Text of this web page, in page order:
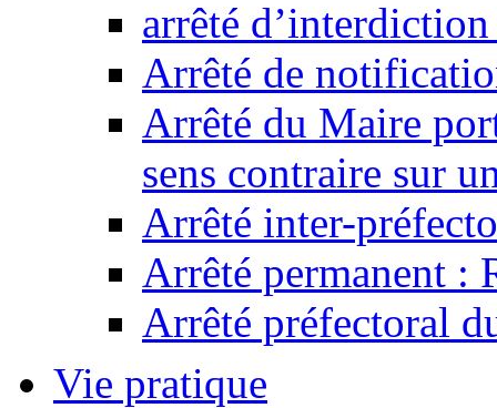
arrêté
Arrêté de
Arrêté du Maire
sens contraire sur
Arrêté inter-
Arrêté permanent :
Arrêté préfectoral
Vie pratique